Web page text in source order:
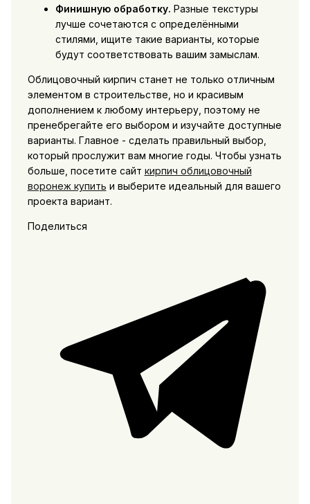
Финишную обработку. Разные текстуры
лучше сочетаются с определёнными
стилями, ищите такие варианты, которые
будут соответствовать вашим замыслам.
Облицовочный кирпич станет не только отличным
элементом в строительстве, но и красивым
дополнением к любому интерьеру, поэтому не
пренебрегайте его выбором и изучайте доступные
варианты. Главное - сделать правильный выбор,
который прослужит вам многие годы. Чтобы узнать
больше, посетите сайт кирпич облицовочный
воронеж купить и выберите идеальный для вашего
проекта вариант.
Поделиться